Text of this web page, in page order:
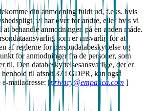
din anmodning fuldt ud, f.eks. hvis
vi har over for andre, eller hvis vi
behandle anmodningen på en anden måde.
som er ansvarlig for at
af reglerne for persondatabeskyttelse og
for anmodninger fra de personer, som
til. Den databeskyttelsesansvarlige, der er
til afsnit 37 i GDPR, kan også
mailadresse: [privacy@empatica.com ]